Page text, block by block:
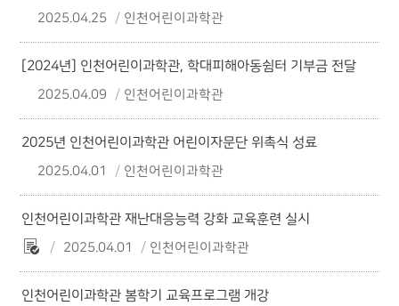
2025.04.25 인천어린이과학관
[2024년] 인천어린이과학관, 학대피해아동쉼터 기부금 전달
2025.04.09 인천어린이과학관
2025년 인천어린이과학관 어린이자문단 위촉식 성료
2025.04.01 인천어린이과학관
인천어린이과학관 재난대응능력 강화 교육훈련 실시
2025.04.01 인천어린이과학관
인천어린이과학관 봄학기 교육프로그램 개강